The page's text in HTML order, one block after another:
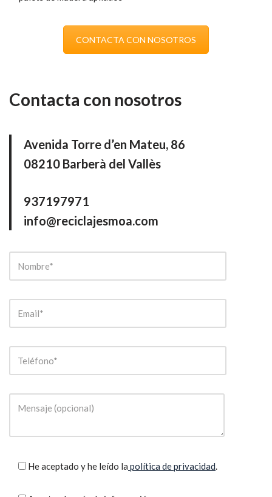
CONTACTA CON NOSOTROS
Contacta con nosotros
Avenida Torre d’en Mateu, 86
08210 Barberà del Vallès
937197971
info@reciclajesmoa.com
He aceptado y he leído la política de privacidad.